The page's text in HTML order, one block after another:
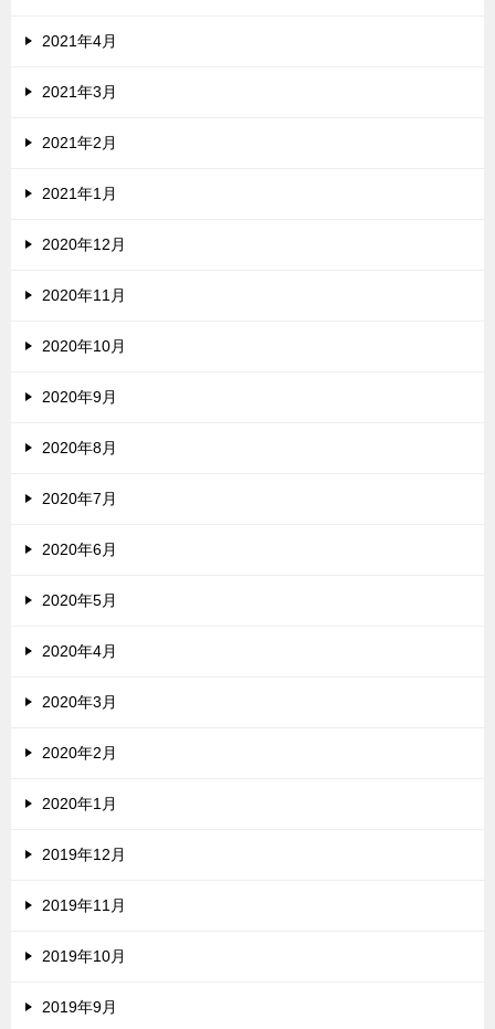
2021年4月
2021年3月
2021年2月
2021年1月
2020年12月
2020年11月
2020年10月
2020年9月
2020年8月
2020年7月
2020年6月
2020年5月
2020年4月
2020年3月
2020年2月
2020年1月
2019年12月
2019年11月
2019年10月
2019年9月